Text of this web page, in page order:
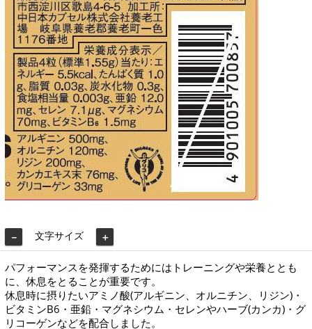
－ 文字サイズ ＋
パフォーマンスを発揮するためにはトレーニングや栄養ととも
に、休息をとることが重要です。
休息時に摂りたいアミノ酸(アルギニン、オルニチン、リジン)・
ビタミンB6・亜鉛・マグネシウム・セレンやハーブ(カンカ)・グ
リコーゲンなどを配合しました。